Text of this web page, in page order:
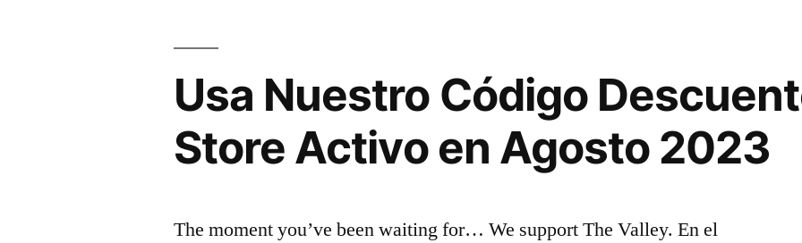
Usa Nuestro Código
Store Activo en Agosto 2023
The moment you’ve been waiting for… We support The Valley. En el